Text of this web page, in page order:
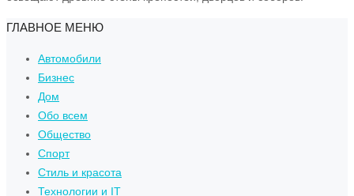
ГЛАВНОЕ МЕНЮ
Автомобили
Бизнес
Дом
Обо всем
Общество
Спорт
Стиль и красота
Технологии и IT